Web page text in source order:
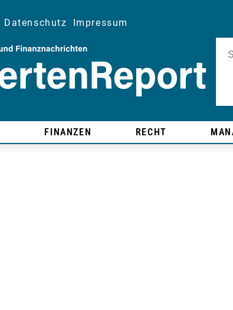
Datenschutz Impressum
FINANZEN RECHT